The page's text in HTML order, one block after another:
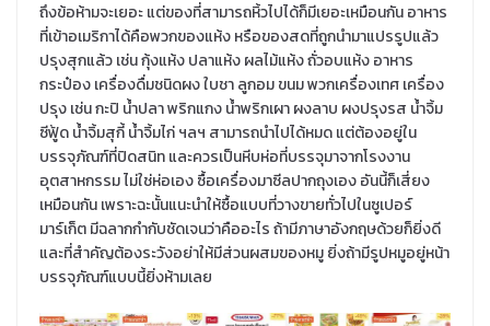
ถึงข้อห้ามจะเยอะ แต่ของที่สามารถหิ้วไปได้ก็มีเยอะเหมือนกัน อาหาร
ที่เข้าอเมริกาได้คือพวกของแห้ง หรือของสดที่ถูกนำมาแปรรูปแล้ว
ปรุงสุกแล้ว เช่น กุ้งแห้ง ปลาแห้ง ผลไม้แห้ง ถั่วอบแห้ง อาหาร
กระป๋อง เครื่องดื่มชนิดผง ใบชา ลูกอม ขนม พวกเครื่องเทศ เครื่อง
ปรุง เช่น กะปิ น้ำปลา พริกแกง น้ำพริกเผา ผงลาบ ผงปรุงรส น้ำจิ้ม
ซีฟู้ด น้ำจิ้มสุกี้ น้ำจิ้มไก่ ฯลฯ สามารถนำไปได้หมด แต่ต้องอยู่ใน
บรรจุภัณฑ์ที่ปิดสนิท และควรเป็นหีบห่อที่บรรจุมาจากโรงงาน
อุตสาหกรรม ไม่ใช่ห่อเอง ซื้อเครื่องมาซีลปากถุงเอง อันนี้ก็เสี่ยง
เหมือนกัน เพราะฉะนั้นแนะนำให้ซื้อแบบที่วางขายทั่วไปในซูเปอร์
มาร์เก็ต มีฉลากกำกับชัดเจนว่าคืออะไร ถ้ามีภาษาอังกฤษด้วยก็ยิ่งดี
และที่สำคัญต้องระวังอย่าให้มีส่วนผสมของหมู ยิ่งถ้ามีรูปหมูอยู่หน้า
บรรจุภัณฑ์แบบนี้ยิ่งห้ามเลย